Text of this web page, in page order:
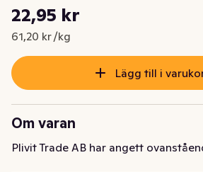
Nuvarande pris är: 22,95 kr
22,95 kr
61,20 kr /kg
Styckpris: 61,20 kr /kg
Lägg till i
Om varan
Plivit Trade AB har angett